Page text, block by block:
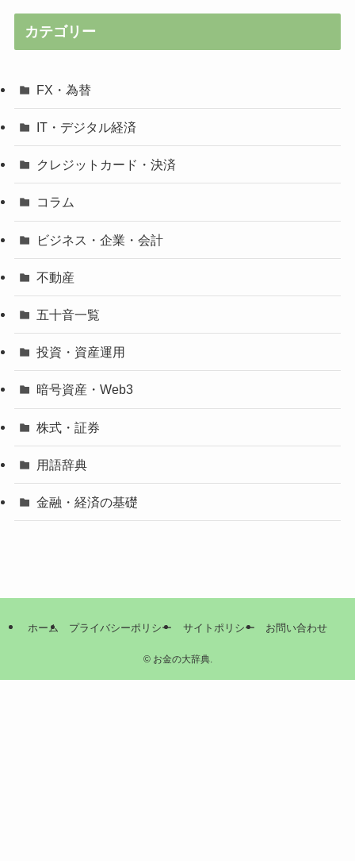
カテゴリー
FX・為替
IT・デジタル経済
クレジットカード・決済
コラム
ビジネス・企業・会計
不動産
五十音一覧
投資・資産運用
暗号資産・Web3
株式・証券
用語辞典
金融・経済の基礎
ホーム プライバシーポリシー サイトポリシー お問い合わせ
©お金の大辞典.